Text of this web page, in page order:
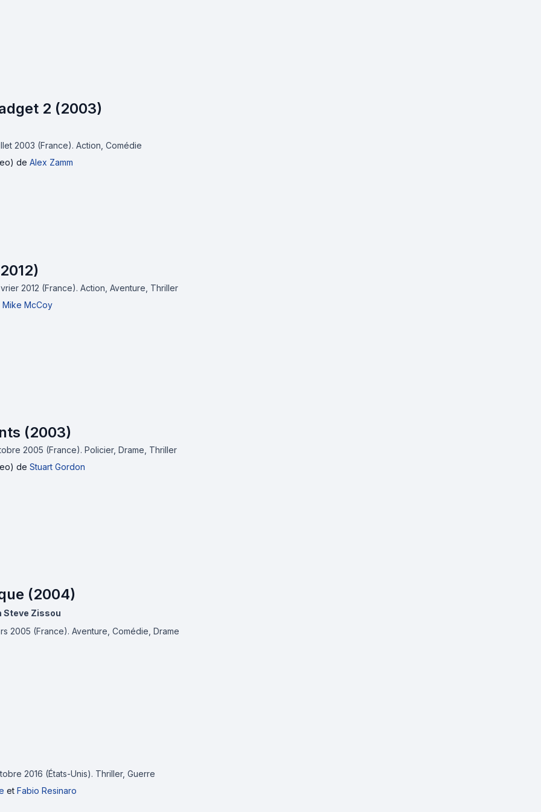
2 (2003)
2003 (France). Action, Comédie
de Alex Zamm
2012 (France). Action, Aventure, Thriller
Mike McCoy
(2003)
2005 (France). Policier, Drame, Thriller
de Stuart Gordon
(2004)
Steve Zissou
2005 (France). Aventure, Comédie, Drame
2016 (États-Unis). Thriller, Guerre
et Fabio Resinaro